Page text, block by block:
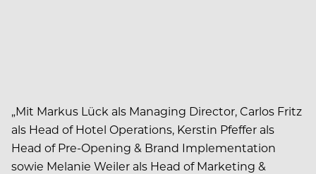
„Mit Markus Lück als Managing Director, Carlos Fritz
als Head of Hotel Operations, Kerstin Pfeffer als
Head of Pre-Opening & Brand Implementation
sowie Melanie Weiler als Head of Marketing &